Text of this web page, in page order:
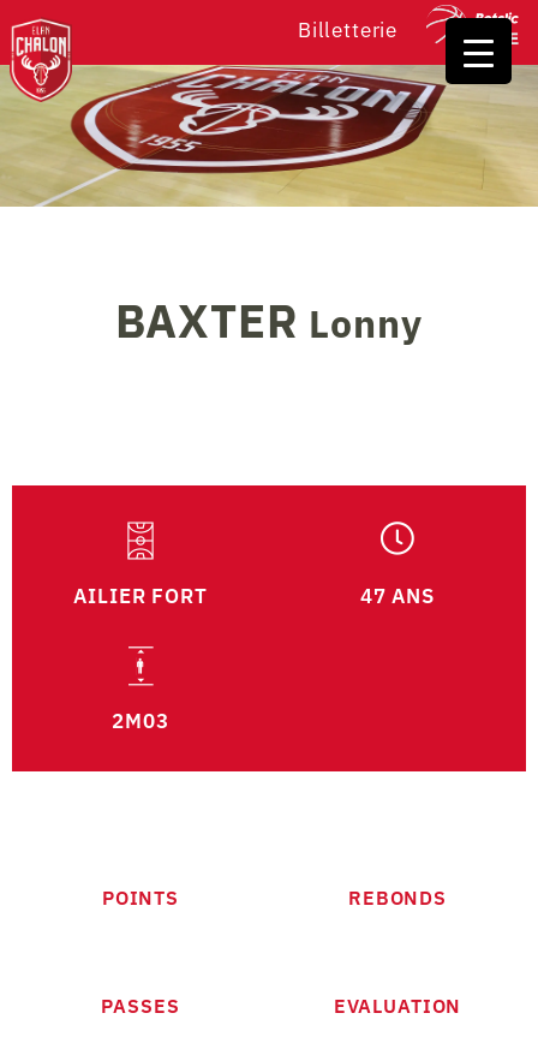
Billetterie
BAXTER Lonny
AILIER FORT 47 ANS
2M03
POINTS REBONDS
PASSES EVALUATION